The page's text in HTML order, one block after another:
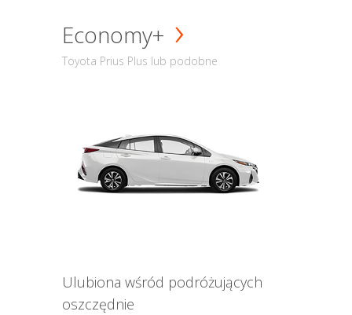
Economy+
Toyota Prius Plus lub podobne
Ulubiona wśród podróżujących
oszczędnie